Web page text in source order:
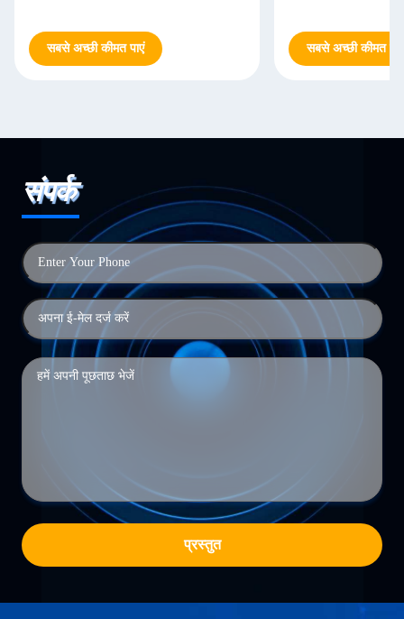
सबसे अच्छी कीमत पाएं सबसे अच्छी कीमत पाएं
संपर्क
प्रस्तुत